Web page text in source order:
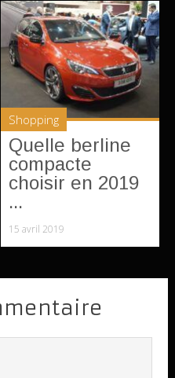
Shopping
Quelle berline
compacte
choisir en 2019
...
15 avril 2019